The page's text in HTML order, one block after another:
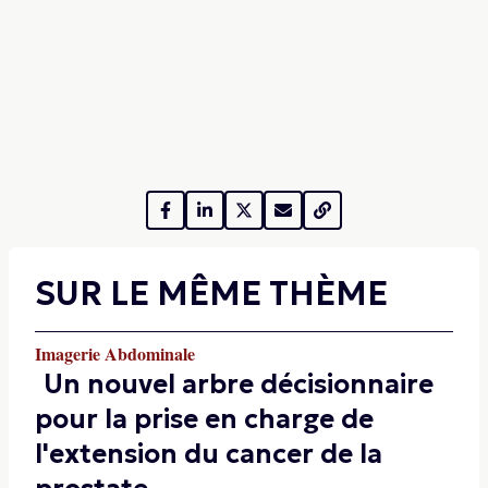
SUR LE MÊME THÈME
Imagerie Abdominale
Un nouvel arbre décisionnaire
pour la prise en charge de
l'extension du cancer de la